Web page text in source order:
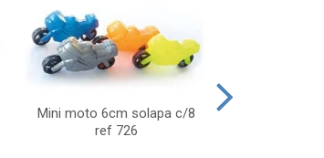
Mini moto 6cm solapa c/8
ref 726